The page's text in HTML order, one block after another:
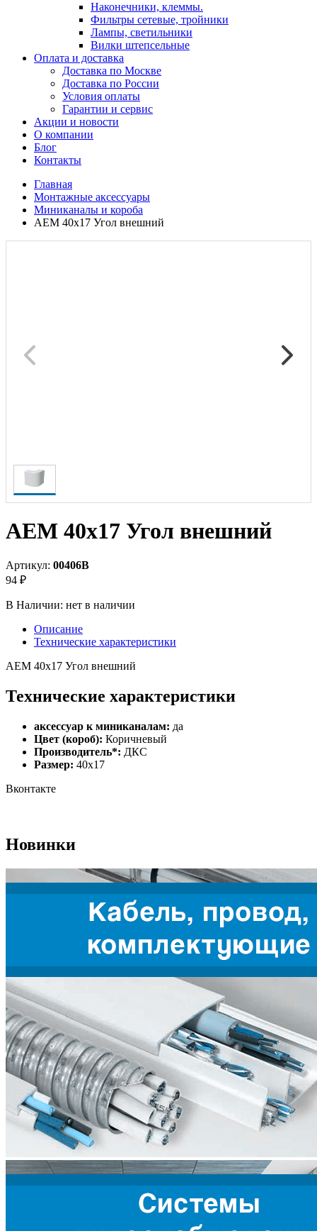
Наконечники, клеммы.
Фильтры сетевые, тройники
Лампы, светильники
Вилки штепсельные
Оплата и доставка
Доставка по Москве
Доставка по России
Условия оплаты
Гарантии и сервис
Акции и новости
О компании
Блог
Контакты
Главная
Монтажные аксессуары
Миниканалы и короба
AEM 40x17 Угол внешний
AEM 40x17 Угол внешний
Артикул: 00406B
94 ₽
В Наличии: нет в наличии
Описание
Технические характеристики
AEM 40x17 Угол внешний
Технические характеристики
аксессуар к миниканалам: да
Цвет (короб): Коричневый
Производитель*: ДКС
Размер: 40х17
Вконтакте
Новинки